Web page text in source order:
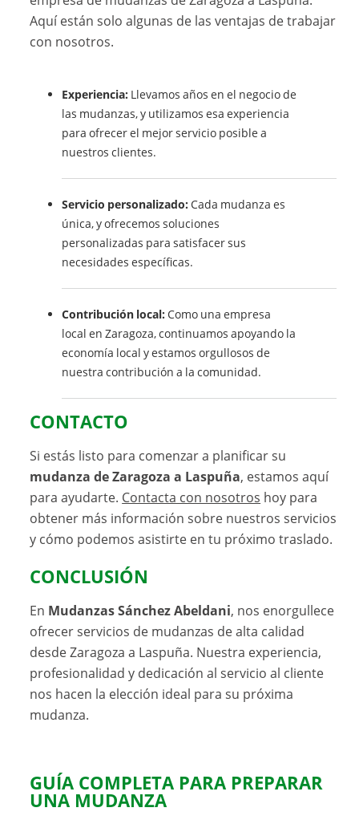
Aquí están solo algunas de las ventajas de trabajar
con nosotros.
Experiencia: Llevamos años en el negocio de
las mudanzas, y utilizamos esa experiencia
para ofrecer el mejor servicio posible a
nuestros clientes.
Servicio personalizado: Cada mudanza es
única, y ofrecemos soluciones
personalizadas para satisfacer sus
necesidades específicas.
Contribución local: Como una empresa
local en Zaragoza, continuamos apoyando la
economía local y estamos orgullosos de
nuestra contribución a la comunidad.
CONTACTO
Si estás listo para comenzar a planificar su
mudanza de Zaragoza a Laspuña, estamos aquí
para ayudarte. Contacta con nosotros hoy para
obtener más información sobre nuestros servicios
y cómo podemos asistirte en tu próximo traslado.
CONCLUSIÓN
En Mudanzas Sánchez Abeldani, nos enorgullece
ofrecer servicios de mudanzas de alta calidad
desde Zaragoza a Laspuña. Nuestra experiencia,
profesionalidad y dedicación al servicio al cliente
nos hacen la elección ideal para su próxima
mudanza.
GUÍA COMPLETA PARA PREPARAR
UNA MUDANZA